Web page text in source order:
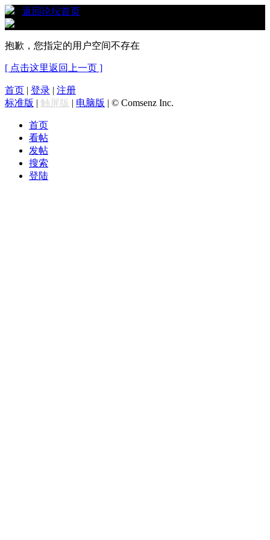
返回论坛首页
抱歉，您指定的用户空间不存在
[ 点击这里返回上一页 ]
首页 | 登录 | 注册
标准版 | 触屏版 | 电脑版 | © Comsenz Inc.
首页
看帖
发帖
搜索
登陆